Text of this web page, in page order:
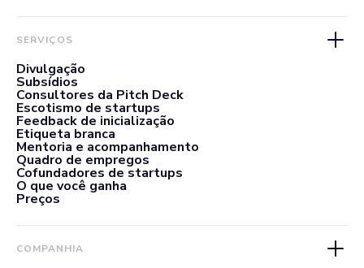
SERVIÇOS
Divulgação
Subsídios
Consultores da Pitch Deck
Escotismo de startups
Feedback de inicialização
Etiqueta branca
Mentoria e acompanhamento
Quadro de empregos
Cofundadores de startups
O que você ganha
Preços
COMPANHIA